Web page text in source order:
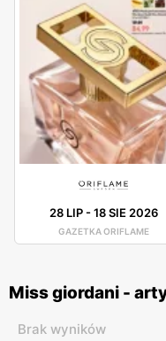
28 LIP-18 SIE 2026
GAZETKA ORIFLAME
Miss giordani -
Brak wyników